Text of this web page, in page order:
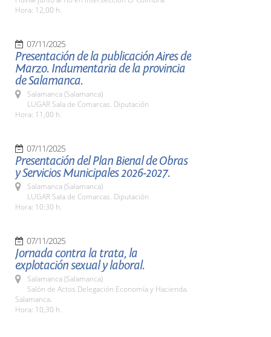
Hora: 12,00 h.
07/11/2025
Presentación de la publicación Aires de
Marzo. Indumentaria de la provincia
de Salamanca.
Salamanca (Salamanca)
LUGAR Sala de Comarcas. Diputación
Hora: 11,00 h.
07/11/2025
Presentación del Plan Bienal de Obras
y Servicios Municipales 2026-2027.
Salamanca (Salamanca)
LUGAR Sala de Comarcas. Diputación
Hora: 10:30 h.
07/11/2025
Jornada contra la trata, la
explotación sexual y laboral.
Salamanca (Salamanca)
Salón de Actos Delegación Economía y Hacienda.
Salamanca.
Hora: 10,30 h.